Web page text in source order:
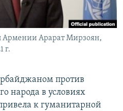
Арарат Мирзоян,
г.
против
народа в условиях
к гуманитарной